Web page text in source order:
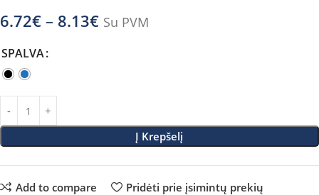
6.72€ – 8.13€ Su PVM
SPALVA
Į Krepšelį
Add to compare Pridėti prie įsimintų prekių